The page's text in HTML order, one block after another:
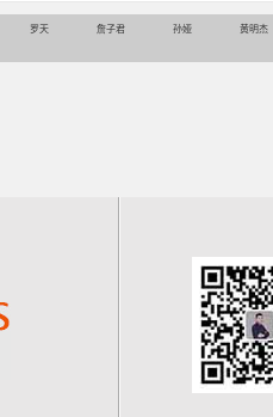
罗天 詹子君 孙娅 黄明杰